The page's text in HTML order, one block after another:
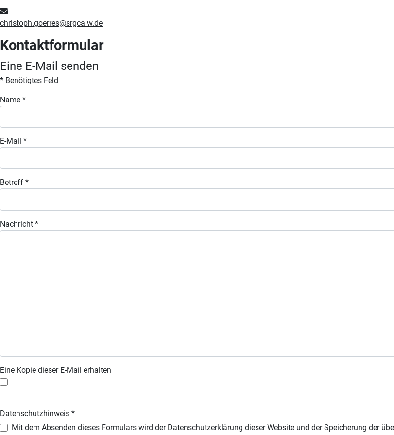
E-Mail
christoph.goerres@srgcalw.de
Kontaktformular
Eine E-Mail senden
* Benötigtes Feld
Name *
E-Mail *
Betreff *
Nachricht *
Eine Kopie dieser E-Mail erhalten
Datenschutzhinweis *
Datenschutzhinweis
Mit dem Absenden dieses Formulars wird der Datenschutzerklärung dieser Website und der Speicherung der